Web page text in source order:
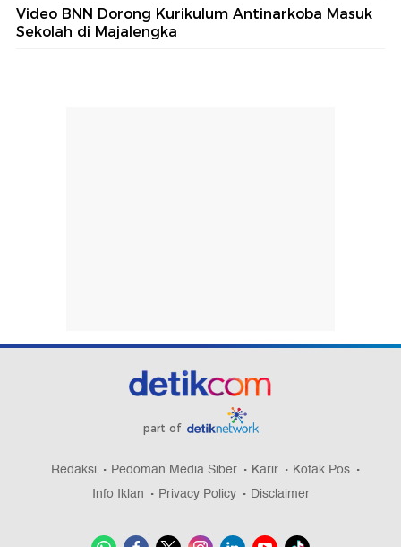
Video BNN Dorong Kurikulum Antinarkoba Masuk
Sekolah di Majalengka
part of
Redaksi Pedoman Media Siber Karir
Kotak Pos
Info Iklan
Privacy Policy Disclaimer